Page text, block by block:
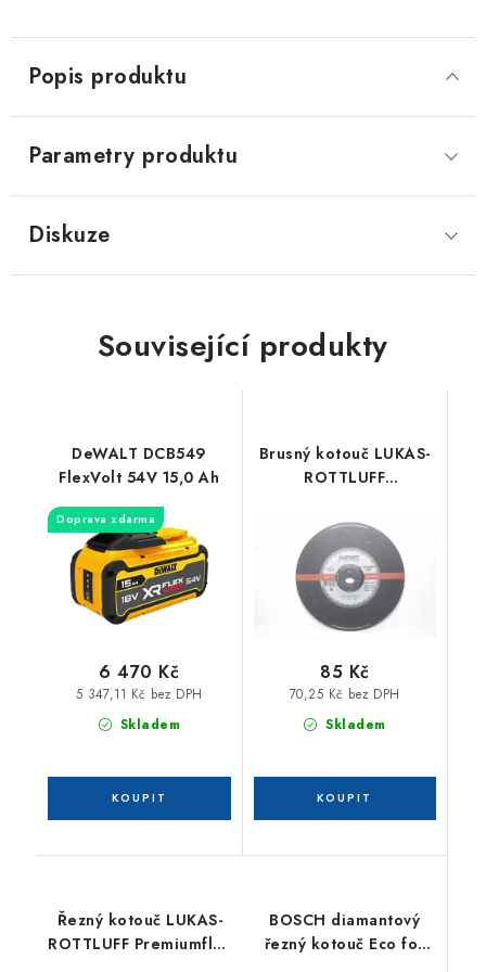
Popis produktu
Parametry produktu
Diskuze
Související produkty
DeWALT DCB549
FlexVolt 54V 15,0 Ah
Doprava zdarma
Skladem
5 347,11 Kč bez DPH
6 470 Kč
Brusný kotouč LUKAS-
ROTTLUFF
Skladem
70,25 Kč bez DPH
85 Kč
Řezný kotouč LUKAS-
ROTTLUFF Premiumflex
BOSCH diamantový
řezný kotouč Eco for